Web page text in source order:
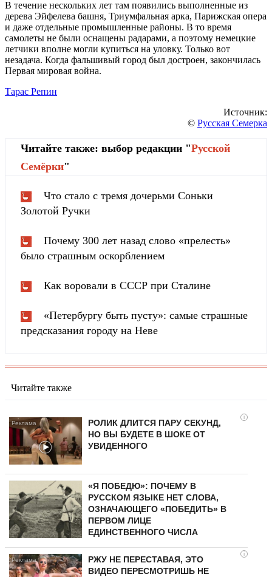
В течение нескольких лет там появились выполненные из
дерева Эйфелева башня, Триумфальная арка, Парижская опера
и даже отдельные промышленные районы. В то время
самолеты не были оснащены радарами, а поэтому немецкие
летчики вполне могли купиться на уловку. Только вот
незадача. Когда фальшивый город был достроен, закончилась
Первая мировая война.
Тарас Репин
Источник:
© Русская Семерка
Читайте также: выбор редакции "Русской
Cемёрки"
Что стало с тремя дочерьми Соньки
Золотой Ручки
Почему 300 лет назад слово «прелесть»
было страшным оскорблением
Как воровали в СССР при Сталине
«Петербургу быть пусту»: самые страшные
предсказания городу на Неве
Читайте также
i
РОЛИК ДЛИТСЯ ПАРУ СЕКУНД,
НО ВЫ БУДЕТЕ В ШОКЕ ОТ
УВИДЕННОГО
«Я ПОБЕДЮ»: ПОЧЕМУ В
РУССКОМ ЯЗЫКЕ НЕТ СЛОВА,
ОЗНАЧАЮЩЕГО «ПОБЕДИТЬ» В
ПЕРВОМ ЛИЦЕ
ЕДИНСТВЕННОГО ЧИСЛА
i
РЖУ НЕ ПЕРЕСТАВАЯ, ЭТО
ВИДЕО ПЕРЕСМОТРИШЬ НЕ